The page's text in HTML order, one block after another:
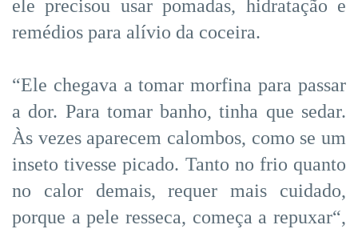
ele precisou usar pomadas, hidratação e
remédios para alívio da coceira.
“Ele chegava a tomar morfina para passar
a dor. Para tomar banho, tinha que sedar.
Às vezes aparecem calombos, como se um
inseto tivesse picado. Tanto no frio quanto
no calor demais, requer mais cuidado,
porque a pele resseca, começa a repuxar“,